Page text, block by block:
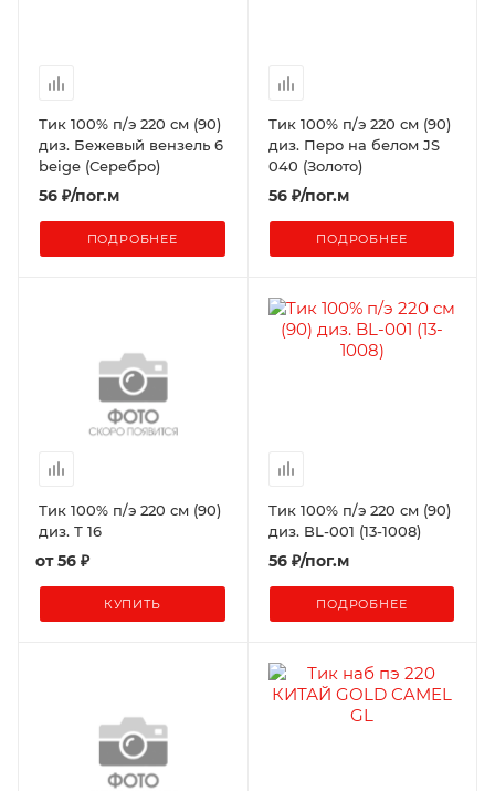
Тик 100% п/э 220 см (90)
диз. Бежевый вензель 6
beige (Серебро)
56 ₽/пог.м
ПОДРОБНЕЕ
Тик 100% п/э 220 см (90)
диз. Перо на белом JS
040 (Золото)
56₽/пог.м
ПОДРОБНЕЕ
Тик 100% п/э 220 см (90)
диз. Т 16
от56 ₽
КУПИТЬ
Тик 100% п/э 220 см (90)
диз. BL-001 (13-1008)
56₽/пог.м
ПОДРОБНЕЕ